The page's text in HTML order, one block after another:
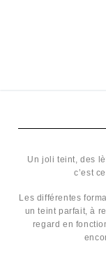
Un joli teint, des
c’est
Les différentes
un teint parfait, à
regard en